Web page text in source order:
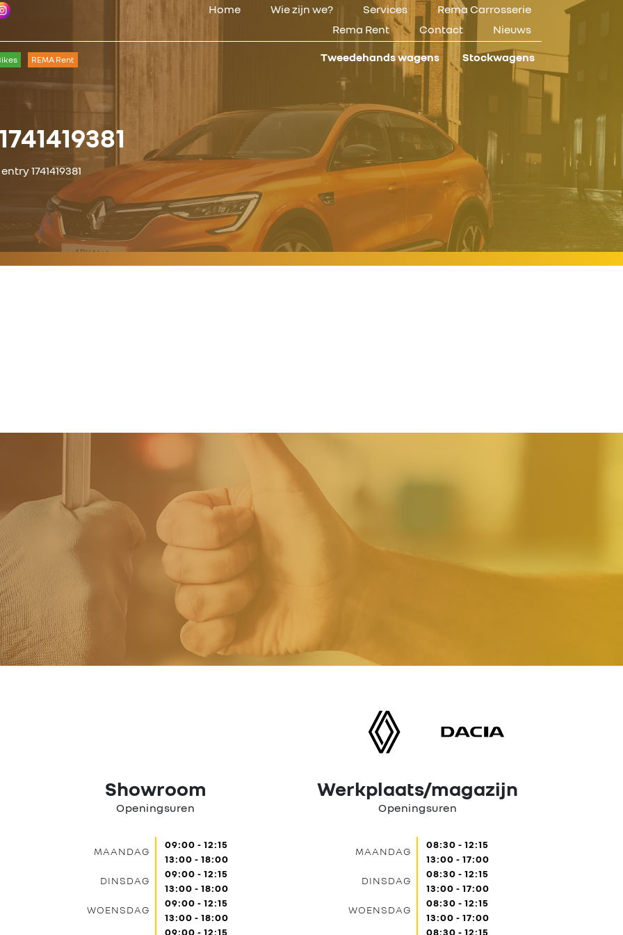
Home Wie zijn we? Services
Rema Carrosserie
Rema Rent
Contact Nieuws
REMA Rent Tweedehands wagens Stockwagens
Home
Tweedehands wagens
Stock wagens
Rema Carrosserie
Wie zijn we?
Nieuws
Contact
1741419381
Showroom
Openingsuren
MAANDAG
09:00 - 12:15
13:00 - 18:00
DINSDAG
09:00 - 12:15
13:00 - 18:00
WOENSDAG
09:00 - 12:15
13:00 - 18:00
09:00 - 12:15
Werkplaats/magazijn
Openingsuren
MAANDAG
08:30 - 12:15
13:00 - 17:00
DINSDAG
08:30 - 12:15
13:00 - 17:00
WOENSDAG
08:30 - 12:15
13:00 - 17:00
08:30 - 12:15